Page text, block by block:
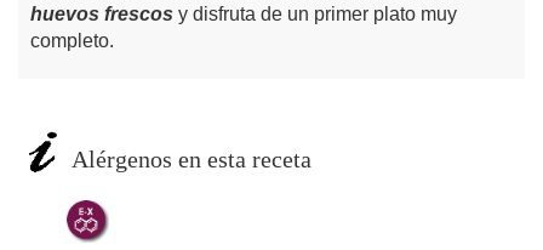
huevos frescos y disfruta de un primer plato muy
completo.
Alérgenos en esta receta